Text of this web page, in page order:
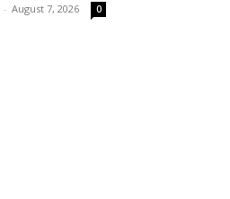
- August 7, 2026 0